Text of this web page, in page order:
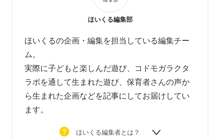
ほいくる編集部
ほいくるの企画・編集を担当している編集チー
ム。
実際に子どもと楽しんだ遊び、コドモガラクタ
ラボを通して生まれた遊び、 保育者さんの声か
ら生まれた企画などを記事にしてお届けしてい
ます。
ほいくる編集者とは？